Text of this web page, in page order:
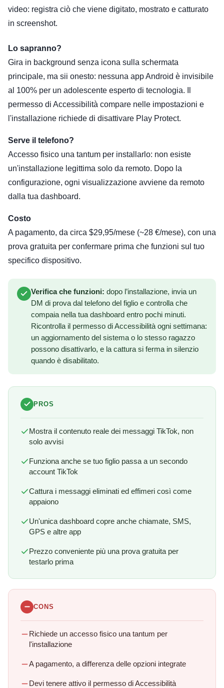
video: registra ciò che viene digitato, mostrato e catturato
in screenshot.
Lo sapranno?
Gira in background senza icona sulla schermata
principale, ma sii onesto: nessuna app Android è invisibile
al 100% per un adolescente esperto di tecnologia. Il
permesso di Accessibilità compare nelle impostazioni e
l'installazione richiede di disattivare Play Protect.
Serve il telefono?
Accesso fisico una tantum per installarlo: non esiste
un'installazione legittima solo da remoto. Dopo la
configurazione, ogni visualizzazione avviene da remoto
dalla tua dashboard.
Costo
A pagamento, da circa $29,95/mese (~28 €/mese), con una
prova gratuita per confermare prima che funzioni sul tuo
specifico dispositivo.
Verifica che funzioni: dopo l’installazione, invia un
DM di prova dal telefono del figlio e controlla che
compaia nella tua dashboard entro pochi minuti.
Ricontrolla il permesso di Accessibilità ogni settimana:
un aggiornamento del sistema o lo stesso ragazzo
possono disattivarlo, e la cattura si ferma in silenzio
quando è disabilitato.
PROS
Mostra il contenuto reale dei messaggi TikTok, non
solo avvisi
Funziona anche se tuo figlio passa a un secondo
account TikTok
Cattura i messaggi eliminati ed effimeri così come
appaiono
Un'unica dashboard copre anche chiamate, SMS,
GPS e altre app
Prezzo conveniente più una prova gratuita per
testarlo prima
CONS
Richiede un accesso fisico una tantum per
l'installazione
A pagamento, a differenza delle opzioni integrate
Devi tenere attivo il permesso di Accessibilità